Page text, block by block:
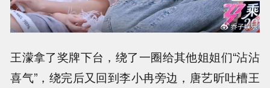
王濛拿了奖牌下台，绕了一圈给其他姐姐们“沾沾
喜气”，绕完后又回到李小冉旁边，唐艺昕吐槽王